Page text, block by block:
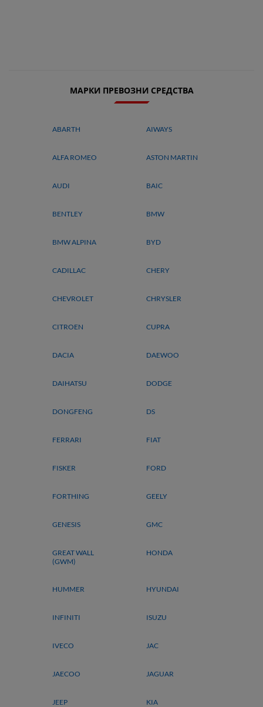
МАРКИ ПРЕВОЗНИ СРЕДСТВА
ABARTH AIWAYS
ALFA ROMEO ASTON MARTIN
AUDI BAIC
BENTLEY BMW
BMW ALPINA BYD
CADILLAC CHERY
CHEVROLET CHRYSLER
CITROEN CUPRA
DACIA DAEWOO
DAIHATSU DODGE
DONGFENG DS
FERRARI FIAT
FISKER FORD
FORTHING GEELY
GENESIS GMC
GREAT WALL
(GWM)
HONDA
HUMMER HYUNDAI
INFINITI ISUZU
IVECO JAC
JAECOO JAGUAR
JEEP KIA